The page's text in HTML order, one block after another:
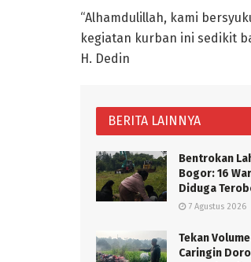
“Alhamdulillah, kami
kegiatan kurban ini sedikit
H. Dedin
BERITA LAINNYA
Bentrokan
Bogor: 16
Diduga
7 Agustus 2026
Tekan
Caringin